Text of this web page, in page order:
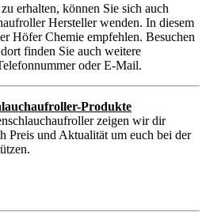
erhalten, können Sie sich auch
Hersteller wenden. In diesem
Höfer Chemie empfehlen. Besuchen
finden Sie auch weitere
oder E-Mail.
Produkte
zeigen wir dir
Preis und Aktualität um euch bei der